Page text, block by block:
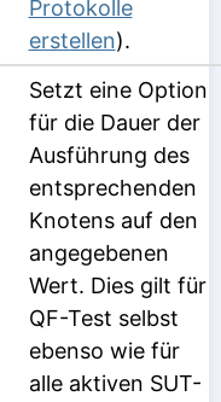
Protokolle
erstellen).
Setzt eine Option
für die Dauer der
Ausführung des
entsprechenden
Knotens auf den
angegebenen
Wert. Dies gilt für
QF-Test selbst
ebenso wie für
alle aktiven SUT-